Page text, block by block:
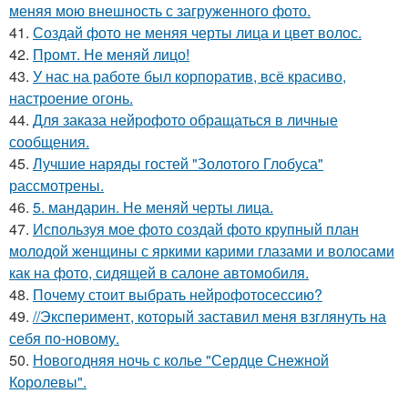
меняя мою внешность с загруженного фото.
41. Создай фото не меняя черты лица и цвет волос.
42. Промт. Не меняй лицо!
43. У нас на работе был корпоратив, всё красиво,
настроение огонь.
44. Для заказа нейрофото обращаться в личные
сообщения.
45. Лучшие наряды гостей "Золотого Глобуса"
рассмотрены.
46. 5. мандарин. Не меняй черты лица.
47. Используя мое фото создай фото крупный план
молодой женщины с яркими карими глазами и волосами
как на фото, сидящей в салоне автомобиля.
48. Почему стоит выбрать нейрофотосессию?
49. //Эксперимент, который заставил меня взглянуть на
себя по-новому.
50. Новогодняя ночь с колье "Сердце Снежной
Королевы".